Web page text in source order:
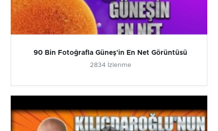
90 Bin Fotoğrafla Güneş'in En Net Görüntüsü
2834 İzlenme